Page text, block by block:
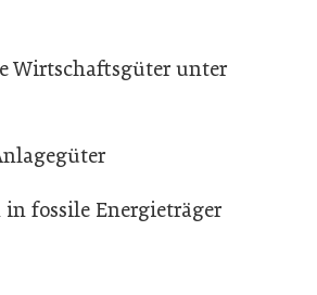
Wirtschaftsgüter unter
fossile Energieträger